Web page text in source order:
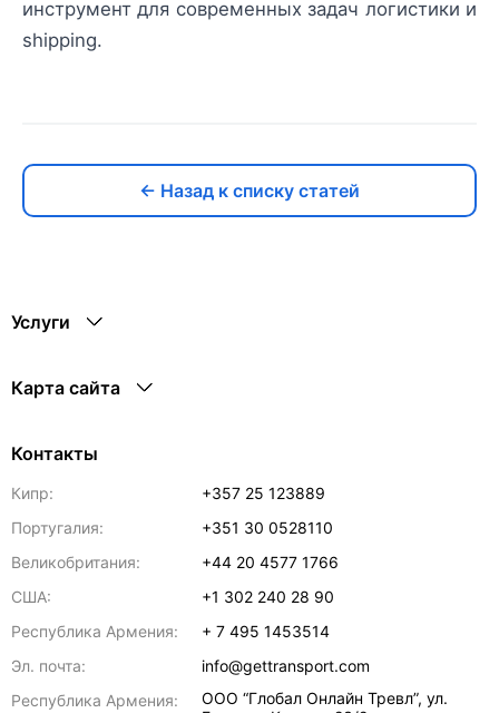
инструмент для современных задач логистики и
shipping.
← Назад к списку статей
Услуги
Карта сайта
Контакты
Кипр:
+357 25 123889
Португалия:
+351 30 0528110
Великобритания:
+44 20 4577 1766
США:
+1 302 240 28 90
Республика Армения:
+ 7 495 1453514
Эл. почта:
info@gettransport.com
Республика Армения:
ООО “Глобал Онлайн Тревл”, ул.